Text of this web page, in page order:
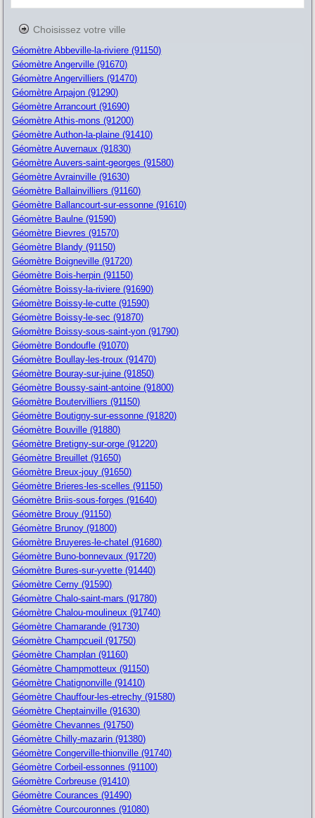
Choisissez votre ville
Géomètre Abbeville-la-riviere (91150)
Géomètre Angerville (91670)
Géomètre Angervilliers (91470)
Géomètre Arpajon (91290)
Géomètre Arrancourt (91690)
Géomètre Athis-mons (91200)
Géomètre Authon-la-plaine (91410)
Géomètre Auvernaux (91830)
Géomètre Auvers-saint-georges (91580)
Géomètre Avrainville (91630)
Géomètre Ballainvilliers (91160)
Géomètre Ballancourt-sur-essonne (91610)
Géomètre Baulne (91590)
Géomètre Bievres (91570)
Géomètre Blandy (91150)
Géomètre Boigneville (91720)
Géomètre Bois-herpin (91150)
Géomètre Boissy-la-riviere (91690)
Géomètre Boissy-le-cutte (91590)
Géomètre Boissy-le-sec (91870)
Géomètre Boissy-sous-saint-yon (91790)
Géomètre Bondoufle (91070)
Géomètre Boullay-les-troux (91470)
Géomètre Bouray-sur-juine (91850)
Géomètre Boussy-saint-antoine (91800)
Géomètre Boutervilliers (91150)
Géomètre Boutigny-sur-essonne (91820)
Géomètre Bouville (91880)
Géomètre Bretigny-sur-orge (91220)
Géomètre Breuillet (91650)
Géomètre Breux-jouy (91650)
Géomètre Brieres-les-scelles (91150)
Géomètre Briis-sous-forges (91640)
Géomètre Brouy (91150)
Géomètre Brunoy (91800)
Géomètre Bruyeres-le-chatel (91680)
Géomètre Buno-bonnevaux (91720)
Géomètre Bures-sur-yvette (91440)
Géomètre Cerny (91590)
Géomètre Chalo-saint-mars (91780)
Géomètre Chalou-moulineux (91740)
Géomètre Chamarande (91730)
Géomètre Champcueil (91750)
Géomètre Champlan (91160)
Géomètre Champmotteux (91150)
Géomètre Chatignonville (91410)
Géomètre Chauffour-les-etrechy (91580)
Géomètre Cheptainville (91630)
Géomètre Chevannes (91750)
Géomètre Chilly-mazarin (91380)
Géomètre Congerville-thionville (91740)
Géomètre Corbeil-essonnes (91100)
Géomètre Corbreuse (91410)
Géomètre Courances (91490)
Géomètre Courcouronnes (91080)